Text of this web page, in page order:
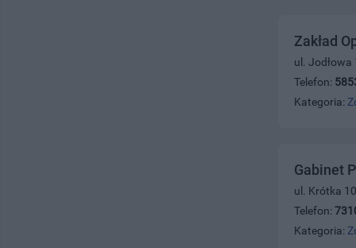
Zakład
ul. Jodłowa
Telefon:
Kategoria:
Gabinet
ul. Krótka
Telefon:
Kategoria: